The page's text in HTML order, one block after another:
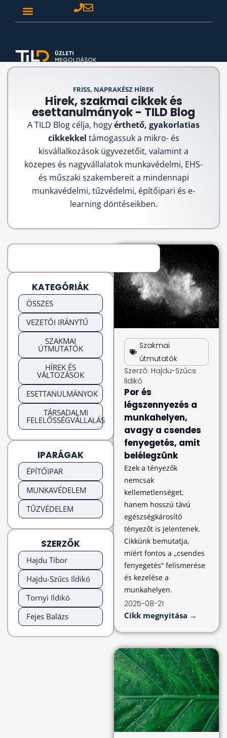
FRISS, NAPRAKÉSZ HÍREK
Hírek, szakmai cikkek és
esettanulmányok - TILD Blog
A TILD Blog célja, hogyérthető, gyakorlatias
cikkekkel támogassuk a mikro- és
kisvállalkozások ügyvezetőit, valamint a
közepes és nagyvállalatok munkavédelmi, EHS-
és műszaki szakembereit a mindennapi
munkavédelmi, tűzvédelmi, építőipari és e-
learning döntéseikben.
Szakmai
útmutatók
Szerző: Hajdu-Szűcs
Ildikó
Por és
légszennyezés a
munkahelyen,
avagy a csendes
fenyegetés, amit
belélegzünk
Ezek a tényezők
nemcsak
kellemetlenséget,
hanem hosszú távú
egészségkárosító
tényezőt is jelentenek.
Cikkünk bemutatja,
miért fontos a „csendes
fenyegetés” felismerése
és kezelése a
munkahelyen.
2025-08-21
Cikk megnyitása →
KATEGÓRIÁK
ÖSSZES
VEZETŐI IRÁNYTŰ
SZAKMAI
ÚTMUTATÓK
HÍREK ÉS
VÁLTOZÁSOK
ESETTANULMÁNYOK
TÁRSADALMI
FELELŐSSÉGVÁLLALÁS
IPARÁGAK
ÉPÍTŐIPAR
MUNKAVÉDELEM
TŰZVÉDELEM
SZERZŐK
Hajdu Tibor
Hajdu-Szűcs Ildikó
Tornyi Ildikó
Fejes Balázs